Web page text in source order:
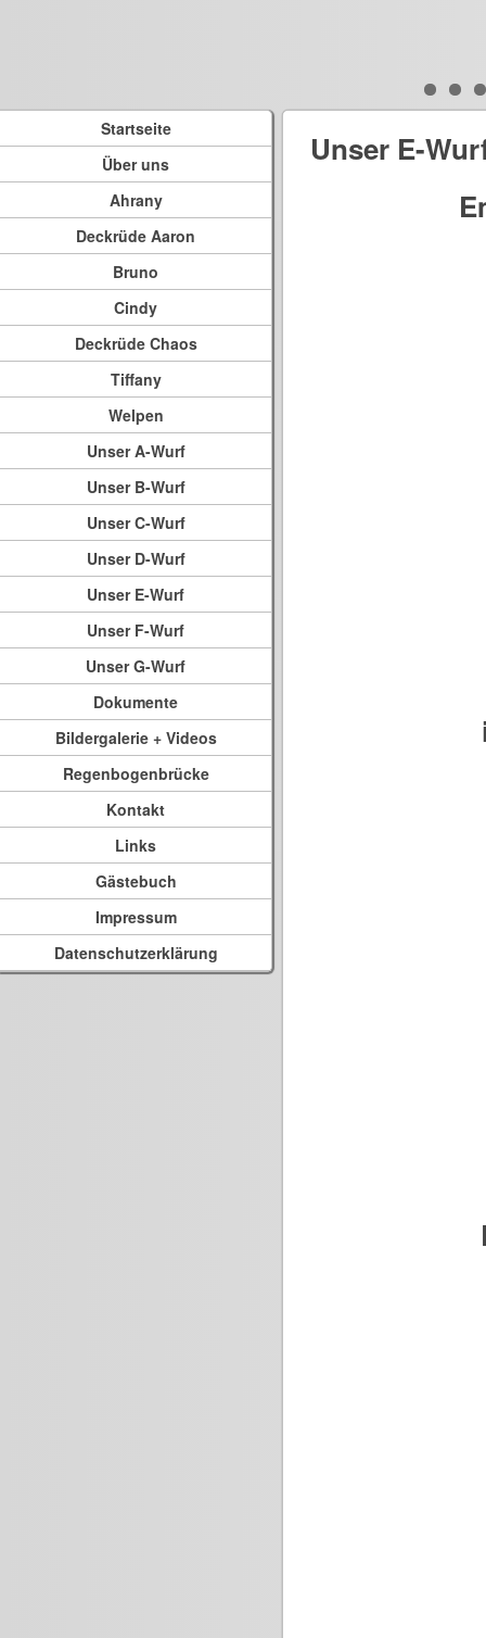
Startseite
Über uns
Ahrany
Deckrüde Aaron
Bruno
Cindy
Deckrüde Chaos
Tiffany
Welpen
Unser A-Wurf
Unser B-Wurf
Unser C-Wurf
Unser D-Wurf
Unser E-Wurf
Unser F-Wurf
Unser G-Wurf
Dokumente
Bildergalerie + Videos
Regenbogenbrücke
Kontakt
Links
Gästebuch
Impressum
Datenschutzerklärung
Unser E-